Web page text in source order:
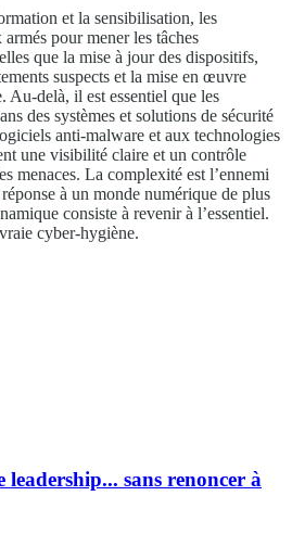
et la sensibilisation, les
pour mener les tâches
que la mise à jour des dispositifs,
suspects et la mise en œuvre
Au-delà, il est essentiel que les
des systèmes et solutions de sécurité
anti-malware et aux technologies
une visibilité claire et un contrôle
menaces. La complexité est l’ennemi
à un monde numérique de plus
consiste à revenir à l’essentiel.
cyber-hygiène.
sans renoncer à